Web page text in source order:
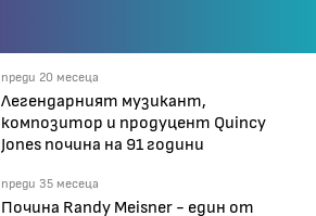
преди 20 месеца
Легендарният музикант,
композитор и продуцент Quincy
Jones почина на 91 години
преди 35 месеца
Почина Randy Meisner - един от